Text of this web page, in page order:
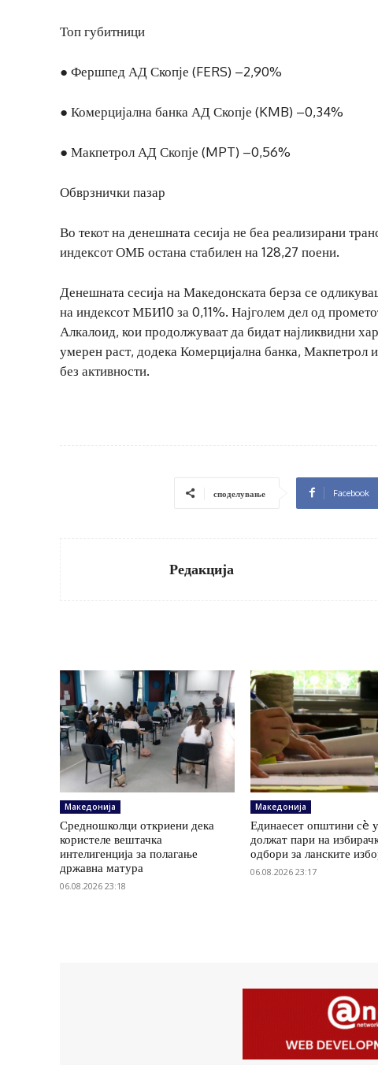
Топ губитници
● Фершпед АД Скопје (FERS) –2,90%
● Комерцијална банка АД Скопје (KMB) –0,34%
● Макпетрол АД Скопје (MPT) –0,56%
Обврзнички пазар
Во текот на денешната сесија не беа реализирани
индексот ОМБ остана стабилен на 128,27 поени.
Денешната сесија на Македонската берза се
на индексот МБИ10 за 0,11%. Најголем дел од
Алкалоид, кои продолжуваат да бидат најликвидни
умерен раст, додека Комерцијална банка,
без активности.
споделување Facebook
Редакција
Македонија
Средношколци откриени дека
користеле вештачка
интелигенција за полагање
државна матура
06.08.2026 23:18
Македонија
Единаесет општини сè
должат пари на
одбори за ланските
06.08.2026 23:17